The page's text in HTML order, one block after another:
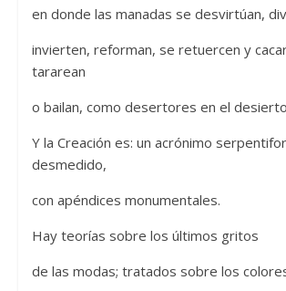
en donde las manadas se desvirtúan,
invierten, reforman, se retuercen y
tararean
o bailan, como desertores en el
Y la Creación es: un acrónimo
desmedido,
con apéndices monumentales.
Hay teorías sobre los últimos gritos
de las modas; tratados sobre los